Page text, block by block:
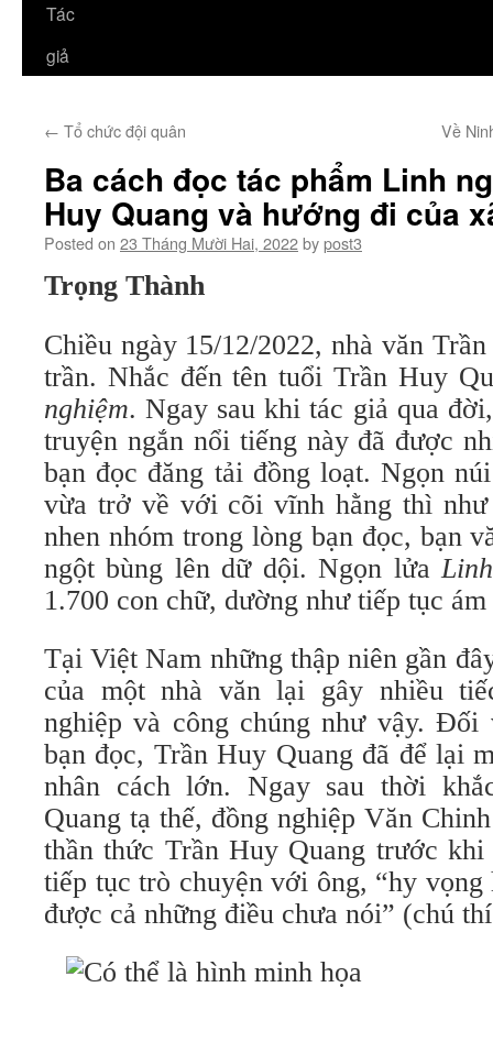
Tác
giả
← Tổ chức đội quân Về
Ba cách đọc tác phẩm Linh
Huy Quang và hướng đi của
Posted on 23 Tháng Mười Hai, 2022bypost3
Trọng Thành
Chiều ngày 15/12/2022, nhà văn
trần. Nhắc đến tên tuổi Trần Huy
nghiệm. Ngay sau khi tác giả qua
truyện ngắn nổi tiếng này đã được
bạn đọc đăng tải đồng loạt. Ngọn
vừa trở về với cõi vĩnh hằng thì
nhen nhóm trong lòng bạn đọc, bạn
ngột bùng lên dữ dội. Ngọn lửa
1.700 con chữ, dường như tiếp tục
Tại Việt Nam những thập niên gần
của một nhà văn lại gây nhiều
nghiệp và công chúng như vậy.
bạn đọc, Trần Huy Quang đã để lại
nhân cách lớn. Ngay sau thời
Quang tạ thế, đồng nghiệp Văn
thần thức Trần Huy Quang trước
tiếp tục trò chuyện với ông, “hy vọng
được cả những điều chưa nói” (chú